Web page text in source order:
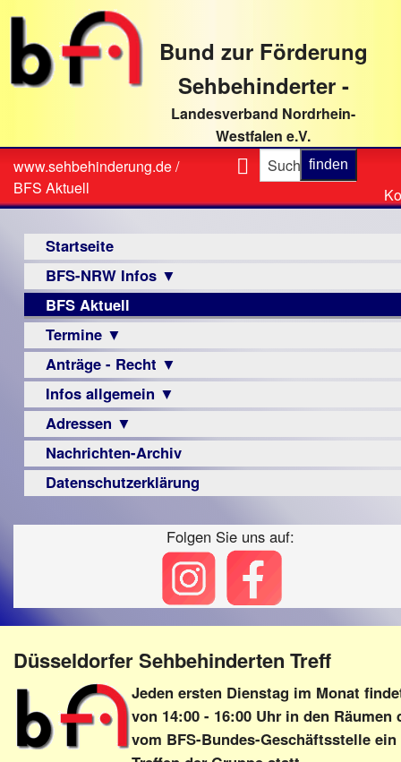
direkt
Textinhalt
Bund zur Förderung
Sehbehinderter -
Landesverband Nordrhein-
Westfalen e.V.
Sie
sind
hier
www.sehbehinderung.de/
BFS Aktuell
Suche
Startseite
BFS-NRW Infos ▼
Über
uns
Infomaterial
▼
Visus
Zeitschrift
LPF-
Broschüre
Mac
Berichte
▼
Archiv
Berichte
Vorstand
Satzung
Fördern/Spenden
e.V.
BFS Aktuell
Termine ▼
Veranstaltungsprogramme
Anträge - Recht ▼
Archiv
Urteile
Infos allgemein ▼
Sehbehinderung
Frühförderung
Schule
–
Hilfsmittel
-
PC
Adressen ▼
Augenoptiker
Berufsbildungswerke
Familienratgeber
Verbände
Nachrichten-Archiv
Datenschutzerklärung
Folgen Sie uns auf:
Düsseldorfer Sehbehinderten Treff
Jeden ersten Dienstag im Monat
von 14:00 - 16:00 Uhr in den Räumen
vom BFS-Bundes-Geschäftsstelle ein